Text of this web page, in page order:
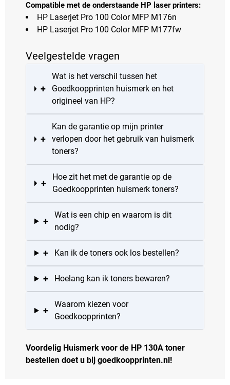
Compatible met de onderstaande HP laser printers:
HP Laserjet Pro 100 Color MFP M176n
HP Laserjet Pro 100 Color MFP M177fw
Veelgestelde vragen
+
Wat is het verschil tussen het
Goedkoopprinten huismerk en het
origineel van HP?
+
Kan de garantie op mijn printer
verlopen door het gebruik van huismerk
toners?
+
Hoe zit het met de garantie op de
Goedkoopprinten huismerk toners?
+
Wat is een chip en waarom is dit
nodig?
+ Kan ik de toners ook los bestellen?
+ Hoelang kan ik toners bewaren?
+
Waarom kiezen voor
Goedkoopprinten?
Voordelig Huismerk voor de HP 130A toner
bestellen doet u bij goedkoopprinten.nl!